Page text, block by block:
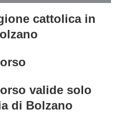
cattolica in
valide solo
di Bolzano